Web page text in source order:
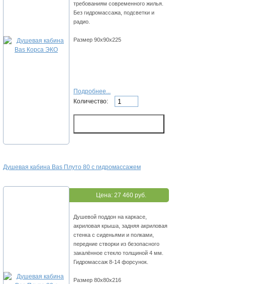
требованиям современного жилья.
Без гидромассажа, подсветки и
радио.
Размер 90х90х225
Подробнее...
Количество:
Душевая кабина Bas Плуто 80 с гидромассажем
Цена: 27 460 руб.
Душевой поддон на каркасе,
акриловая крыша, задняя акриловая
стенка с сиденьями и полками,
передние створки из безопасного
закалённое стекло толщиной 4 мм.
Гидромассаж 8-14 форсунок.
Размер 80х80х216